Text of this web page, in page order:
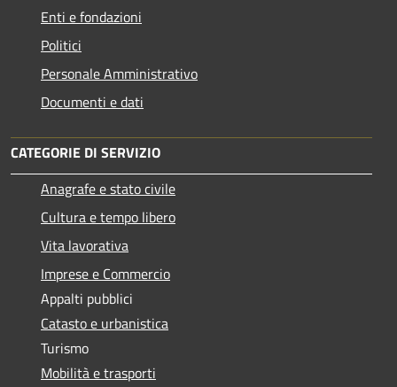
Enti e fondazioni
Politici
Personale Amministrativo
Documenti e dati
CATEGORIE DI SERVIZIO
Anagrafe e stato civile
Cultura e tempo libero
Vita lavorativa
Imprese e Commercio
Appalti pubblici
Catasto e urbanistica
Turismo
Mobilità e trasporti